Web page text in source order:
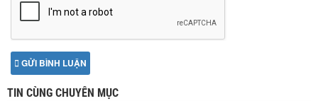
GỬI BÌNH LUẬN
TIN CÙNG CHUYÊN MỤC